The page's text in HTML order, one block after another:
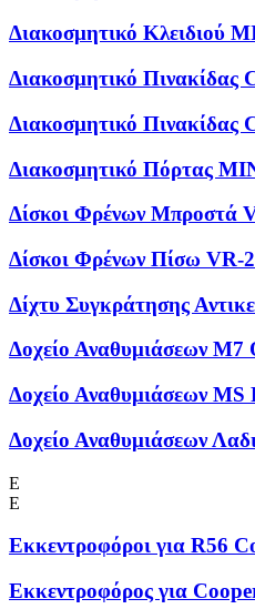
Διακοσμητικό Κλειδιού
Διακοσμητικό
Διακοσμητικό Πινακίδας
Διακοσμητικό Πόρτας
Δίσκοι Φρένων Μπροστά
Δίσκοι Φρένων Πίσω VR-
Δίχτυ Συγκράτησης
Δοχείο Αναθυμιάσεων M7
Δοχείο Αναθυμιάσεων MS
Δοχείο Αναθυμιάσεων
Ε
Ε
Εκκεντροφόροι για R56
Εκκεντροφόρος για